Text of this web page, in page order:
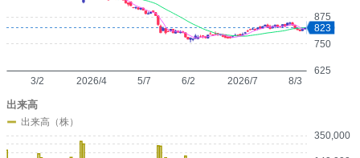
625
750
875
2026/4 2026/7
3/2 5/7 6/2 8/3
823
350,000
出来高
出来高（株）